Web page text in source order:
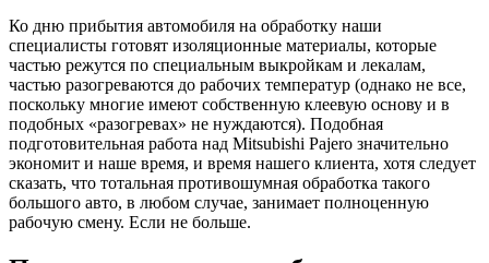
Ко дню прибытия автомобиля на обработку наши
специалисты готовят изоляционные материалы, которые
частью режутся по специальным выкройкам и лекалам,
частью разогреваются до рабочих температур (однако не все,
поскольку многие имеют собственную клеевую основу и в
подобных «разогревах» не нуждаются). Подобная
подготовительная работа над Mitsubishi Pajero значительно
экономит и наше время, и время нашего клиента, хотя следует
сказать, что тотальная противошумная обработка такого
большого авто, в любом случае, занимает полноценную
рабочую смену. Если не больше.